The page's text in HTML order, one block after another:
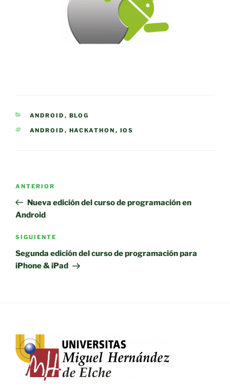
CATEGORÍAS
ANDROID , BLOG
ETIQUETAS
ANDROID , HACKATHON , IOS
entradas
Entrada
anterior:
ANTERIOR
Nueva edición del curso de programación en
Android
Siguiente
entrada
SIGUIENTE
Segunda edición del curso de programación para
iPhone & iPad